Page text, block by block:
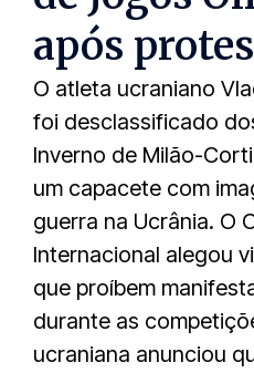
após
O atleta ucraniano
foi desclassificado
Inverno de Milão-
um capacete com
guerra na Ucrânia. O
Internacional alegou
que proíbem
durante as
ucraniana anunciou